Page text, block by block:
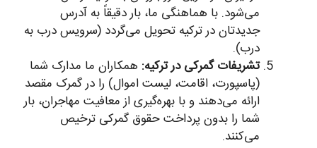
می‌شود. با هماهنگی ما، بار دقیقاً به آدرس
جدیدتان در ترکیه تحویل می‌گردد (سرویس درب به
درب).
تشریفات گمرکی در ترکیه: همکاران ما مدارک شما
(پاسپورت، اقامت، لیست اموال) را در گمرک مقصد
ارائه می‌دهند و با بهره‌گیری از معافیت مهاجران، بار
شما را بدون پرداخت حقوق گمرکی ترخیص
می‌کنند.